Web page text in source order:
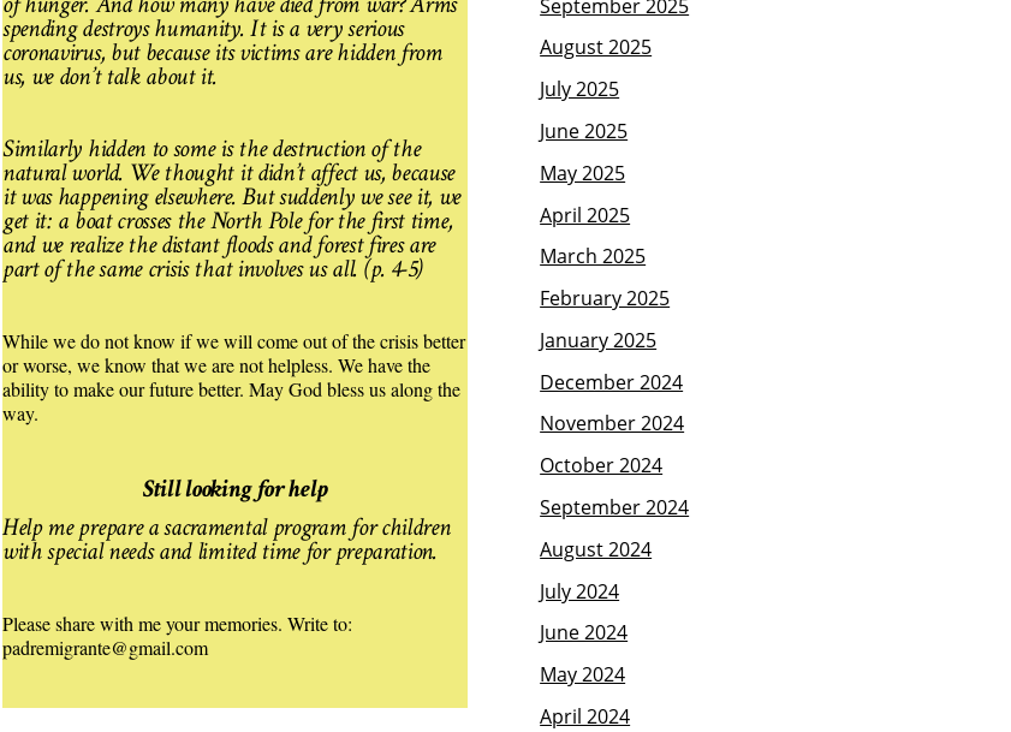
spending destroys humanity. It is a very serious
coronavirus, but because its victims are hidden from
us, we don’t talk about it.
Similarly hidden to some is the destruction of the
natural world. We thought it didn’t affect us, because
it was happening elsewhere. But suddenly we see it, we
get it: a boat crosses the North Pole for the first time,
and we realize the distant floods and forest fires are
part of the same crisis that involves us all. (p. 4-5)
While we do not know if we will come out of the crisis better
or worse, we know that we are not helpless. We have the
ability to make our future better. May God bless us along the
way.
Still looking for help
Help me prepare a sacramental program for children
with special needs and limited time for preparation.
Please share with me your memories. Write to:
padremigrante@gmail.com
September 2025
August 2025
July 2025
June 2025
May 2025
April 2025
March 2025
February 2025
January 2025
December 2024
November 2024
October 2024
September 2024
August 2024
July 2024
June 2024
May 2024
April 2024